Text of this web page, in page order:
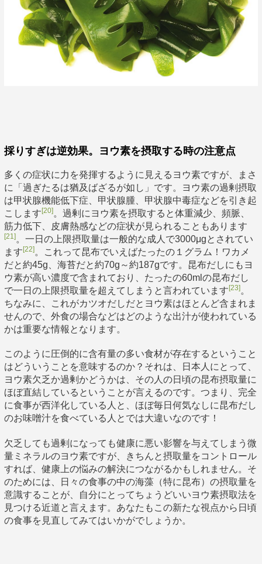
採りすぎは逆効果。ヨウ素を摂取する時の注意点
多くの症状に力を発揮するように見えるヨウ素ですが、まさ
に「過ぎたるは猶及ばざるが如し」です。ヨウ素の過剰摂取
は甲状腺機能低下症、甲状腺腫、甲状腺中毒症などを引き起
こします[20]。過剰にヨウ素を摂取すると体重減少、頻脈、
筋力低下、皮膚熱感などの症状が見られることもあります
[21]。一日の上限摂取量は一般的な成人で3000μgとされてい
ます[22]。これって昆布でいえばたったの１グラム！ワカメ
だと約45g、海苔だと約70g～約187gです。昆布だしにもヨ
ウ素が高い濃度で含まれており、たったの60mlの昆布だし
で一日の上限摂取量を超えてしまうと言われています[23]。
ちなみに、これがカツオだしだとヨウ素はほとんど含まれま
せんので、外食の場合などはどのような出汁が使われている
かは重要な情報となります。
このように圧倒的に含有量の多い食材が存在するということ
はどういうことを意味するのか？それは、日本人にとって、
ヨウ素欠乏か過剰かどうかは、その人の日頃の昆布摂取量に
ほぼ直結しているということが言えるのです。つまり、完全
に食事が西洋化している人と、ほぼ毎日何気なしに昆布だし
のお味噌汁を食べている人とでは大違いなのです！
欠乏しても過剰になっても健康に悪い影響を与えてしまう微
量ミネラルのヨウ素ですが、きちんと摂取量をコントロール
すれば、健康上の悩みの解決につながるかもしれません。そ
のためには、日々の食事の中の海藻（特に昆布）の摂取量を
意識することが、自分にとってちょうどいいヨウ素摂取法を
見つける近道と言えます。あなたもこの新たな視点から日頃
の食事を見直してみてはいかがでしょうか。